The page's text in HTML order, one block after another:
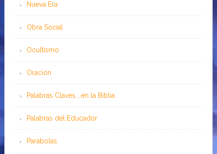
Nueva Era
Obra Social
Ocultismo
Oración
Palabras Claves …en la Biblia
Palabras del Educador
Parábolas